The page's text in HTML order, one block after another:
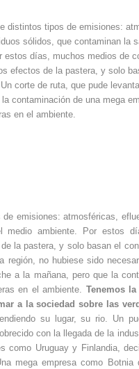
distintos tipos de emisiones:
sólidos, que contaminan la
estos días, muchos medios de
efectos de la pastera, y solo
corte de ruta, que pude
contaminación de una mega
en el ambiente.
emisiones: atmosféricas,
medio ambiente. Por estos
la pastera, y solo basan el
no hubiese sido
a la mañana, pero que la
en el ambiente. Tenemos
a la sociedad sobre las
su lugar, su rio. Un
con la llegada de la
como Uruguay y Finlandia,
mega empresa como Botnia